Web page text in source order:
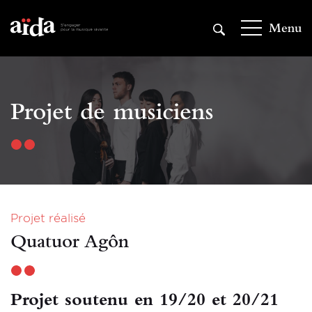
au
contenu
Menu
Projet de musiciens
Projet réalisé
Quatuor Agôn
Projet soutenu en 19/20 et 20/21